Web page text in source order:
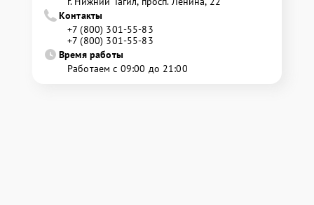
Контакты
+7 (800) 301-55-83
+7 (800) 301-55-83
Время работы
Работаем с 09:00 до 21:00